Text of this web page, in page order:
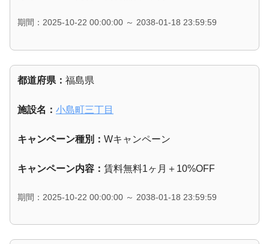
期間：2025-10-22 00:00:00 ～ 2038-01-18 23:59:59
都道府県： 福島県
施設名： 小島町三丁目
キャンペーン種別： Wキャンペーン
キャンペーン内容： 賃料無料1ヶ月＋10%OFF
期間：2025-10-22 00:00:00 ～ 2038-01-18 23:59:59